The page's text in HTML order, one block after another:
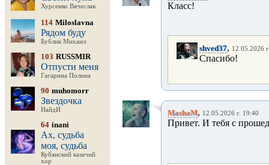
Хурсенко Вячеслав
114 Miloslavna
Рядом буду
Бублик Михаил
103 RUSSMIR
Отпусти меня
Гагарина Полина
90 muhomorr
Звездочка
НайдИ
64 inani
Ах, судьба
моя, судьба
Кубанский казачий
хор
Класс!
shved37, 12.05.2026
Спасибо!
MashaM, 12.05.2026 г. 19:40
Привет. И тебя с